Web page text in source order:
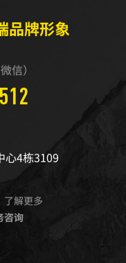
品牌形象
信）
心4栋3109
了解更多
咨询